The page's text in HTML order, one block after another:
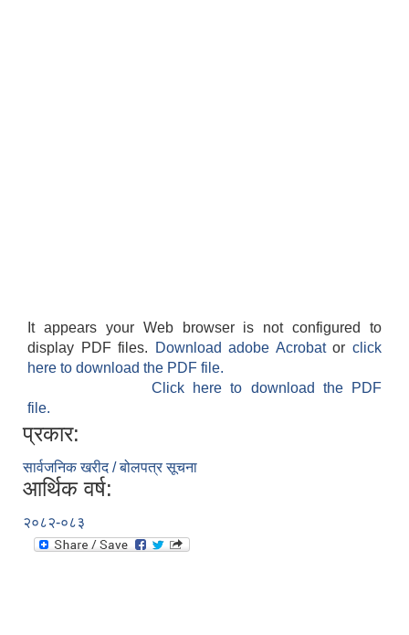
It appears your Web browser is not configured to
display PDF files.
Download adobe Acrobatorclick
here to download the PDF file.
Click here to download the PDF
file.
प्रकार:
सार्वजनिक खरीद / बोलपत्र सूचना
आर्थिक वर्ष:
२०८२-०८३